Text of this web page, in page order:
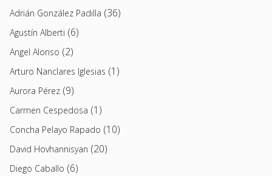
Adrián González Padilla (36)
Agustín Alberti (6)
Angel Alonso (2)
Arturo Nanclares Iglesias (1)
Aurora Pérez (9)
Carmen Cespedosa (1)
Concha Pelayo Rapado (10)
David Hovhannisyan (20)
Diego Caballo (6)